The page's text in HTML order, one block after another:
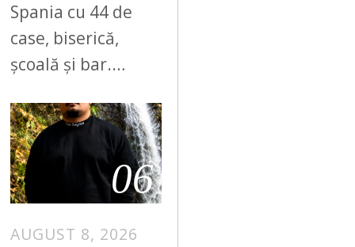
Spania cu 44 de
case, biserică,
școală și bar.…
06
AUGUST 8, 2026